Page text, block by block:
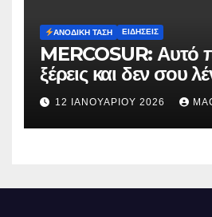
ΑΝΟΔΙΚΉ ΤΆΣΗ ΕΙΔΉΣΕΙΣ
MERCOSUR: Αυτό
ξέρεις και δεν σου
12 ΙΑΝΟΥΑΡΊΟΥ 2026